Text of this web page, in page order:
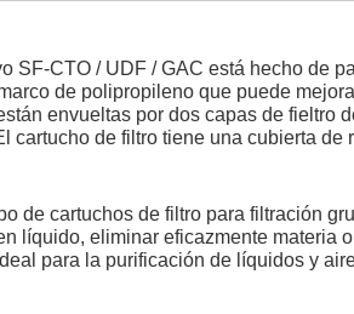
SF-CTO / UDF / GAC está hecho de
de polipropileno que puede
envueltas por dos capas de
cartucho de filtro tiene una cubierta
de cartuchos de filtro para filtración
líquido, eliminar eficazmente
para la purificación de líquidos y